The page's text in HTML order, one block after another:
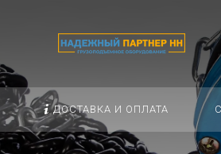
ДОСТАВКА И ОПЛАТА